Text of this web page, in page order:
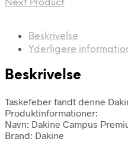
Next Product
Beskrivelse
Yderligere
Beskrivelse
Taskefeber fandt denne
Produktinformationer:
Navn: Dakine Campus
Brand: Dakine